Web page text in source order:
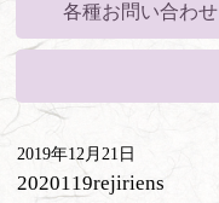
各種お問い合わせ
2019年12月21日
2020119rejiriens